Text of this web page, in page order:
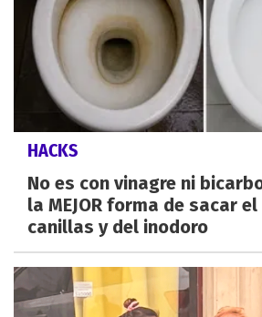
HACKS
No es con vinagre ni
la MEJOR forma de sacar
canillas y del inodoro